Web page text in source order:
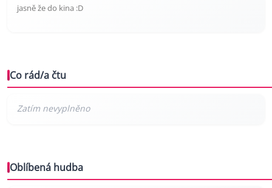
jasně že do kina :D
Co rád/a čtu
Oblíbená hudba